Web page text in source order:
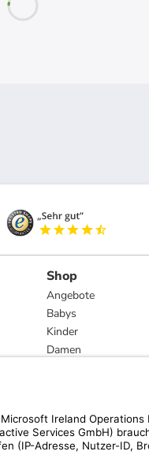
Shop
Angebote
Babys
Kinder
Damen
Marken